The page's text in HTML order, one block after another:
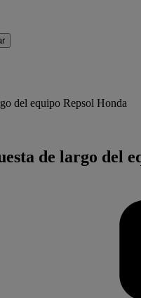
del equipo Repsol Honda
de largo del